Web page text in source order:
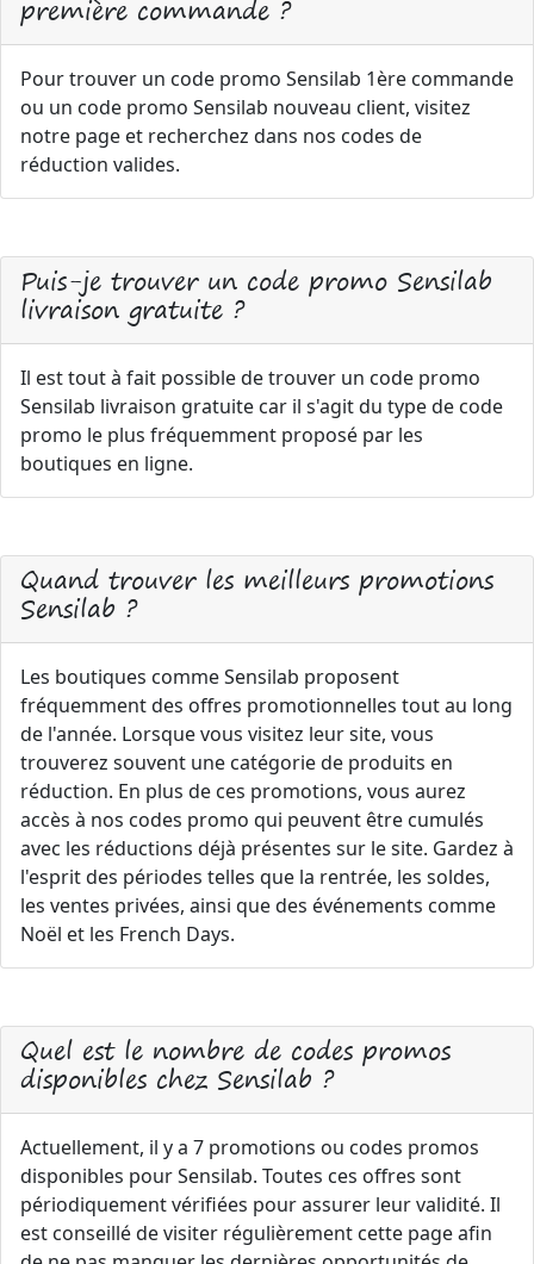
première commande ?
Pour trouver un code promo Sensilab 1ère commande
ou un code promo Sensilab nouveau client, visitez
notre page et recherchez dans nos codes de
réduction valides.
Puis-je trouver un code promo Sensilab
livraison gratuite ?
Il est tout à fait possible de trouver un code promo
Sensilab livraison gratuite car il s'agit du type de code
promo le plus fréquemment proposé par les
boutiques en ligne.
Quand trouver les meilleurs promotions
Sensilab ?
Les boutiques comme Sensilab proposent
fréquemment des offres promotionnelles tout au long
de l'année. Lorsque vous visitez leur site, vous
trouverez souvent une catégorie de produits en
réduction. En plus de ces promotions, vous aurez
accès à nos codes promo qui peuvent être cumulés
avec les réductions déjà présentes sur le site. Gardez à
l'esprit des périodes telles que la rentrée, les soldes,
les ventes privées, ainsi que des événements comme
Noël et les French Days.
Quel est le nombre de codes promos
disponibles chez Sensilab ?
Actuellement, il y a 7 promotions ou codes promos
disponibles pour Sensilab. Toutes ces offres sont
périodiquement vérifiées pour assurer leur validité. Il
est conseillé de visiter régulièrement cette page afin